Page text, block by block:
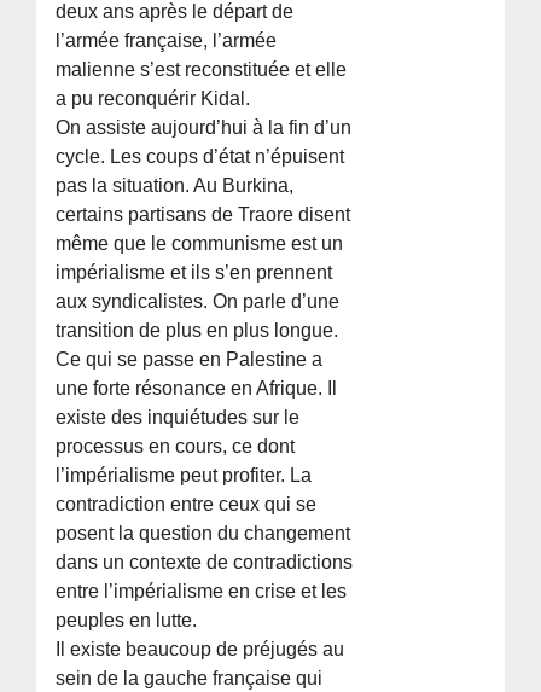
deux ans après le départ de
l’armée française, l’armée
malienne s’est reconstituée et elle
a pu reconquérir Kidal.
On assiste aujourd’hui à la fin d’un
cycle. Les coups d’état n’épuisent
pas la situation. Au Burkina,
certains partisans de Traore disent
même que le communisme est un
impérialisme et ils s’en prennent
aux syndicalistes. On parle d’une
transition de plus en plus longue.
Ce qui se passe en Palestine a
une forte résonance en Afrique. Il
existe des inquiétudes sur le
processus en cours, ce dont
l’impérialisme peut profiter. La
contradiction entre ceux qui se
posent la question du changement
dans un contexte de contradictions
entre l’impérialisme en crise et les
peuples en lutte.
Il existe beaucoup de préjugés au
sein de la gauche française qui